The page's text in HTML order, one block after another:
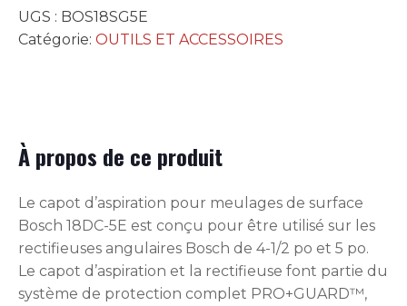
UGS : BOS18SG5E
Catégorie: OUTILS ET ACCESSOIRES
À propos de ce produit
Le capot d’aspiration pour meulages de surface
Bosch 18DC-5E est conçu pour être utilisé sur les
rectifieuses angulaires Bosch de 4-1/2 po et 5 po.
Le capot d’aspiration et la rectifieuse font partie du
système de protection complet PRO+GUARD™,